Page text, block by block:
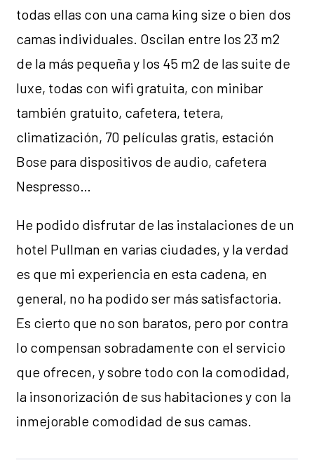
todas ellas con una cama king size o bien dos
camas individuales. Oscilan entre los 23 m2
de la más pequeña y los 45 m2 de las suite de
luxe, todas con wifi gratuita, con minibar
también gratuito, cafetera, tetera,
climatización, 70 películas gratis, estación
Bose para dispositivos de audio, cafetera
Nespresso…
He podido disfrutar de las instalaciones de un
hotel Pullman en varias ciudades, y la verdad
es que mi experiencia en esta cadena, en
general, no ha podido ser más satisfactoria.
Es cierto que no son baratos, pero por contra
lo compensan sobradamente con el servicio
que ofrecen, y sobre todo con la comodidad,
la insonorización de sus habitaciones y con la
inmejorable comodidad de sus camas.